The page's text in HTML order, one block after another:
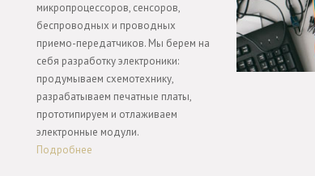
микропроцессоров, сенсоров,
беспроводных и проводных
приемо-передатчиков. Мы берем на
себя разработку электроники:
продумываем схемотехнику,
разрабатываем печатные платы,
прототипируем и отлаживаем
электронные модули.
Подробнее